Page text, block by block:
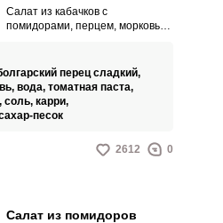
«Пальчики оближешь» на
зиму
Салат из кабачков с
помидорами, перцем, морковью
яркое и аппетитное угощение
для вашего стола. Такой салат
можно подавать к горячим
гарнирам, мясным, рыбным
перец сладкий,
вода, томатная паста,
соль, карри,
песок
2612 0
Салат из помидоров